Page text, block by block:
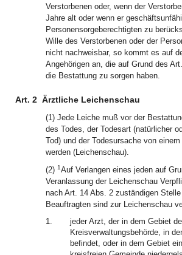
Verstorbenen oder, wenn der
Jahre alt oder wenn er
Personensorgeberechtigten zu
Wille des Verstorbenen oder der
nicht nachweisbar, so kommt es auf
Angehörigen an, die auf Grund des
die Bestattung zu sorgen haben.
Art. 2 Ärztliche Leichenschau
(1) Jede Leiche muß vor der
des Todes, der Todesart (natürlicher
Tod) und der Todesursache von
werden (Leichenschau).
(2) 1Auf Verlangen eines jeden auf
Veranlassung der Leichenschau
nach Art. 14 Abs. 2 zuständigen
Beauftragten sind zur Leichenschau
1.
jeder Arzt, der in dem Gebiet
Kreisverwaltungsbehörde, in
befindet, oder in dem Gebiet